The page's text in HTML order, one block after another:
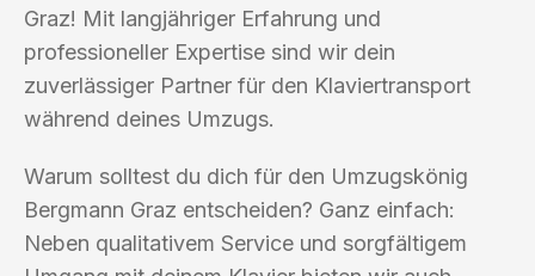
Graz! Mit langjähriger Erfahrung und
professioneller Expertise sind wir dein
zuverlässiger Partner für den Klaviertransport
während deines Umzugs.
Warum solltest du dich für den Umzugskönig
Bergmann Graz entscheiden? Ganz einfach:
Neben qualitativem Service und sorgfältigem